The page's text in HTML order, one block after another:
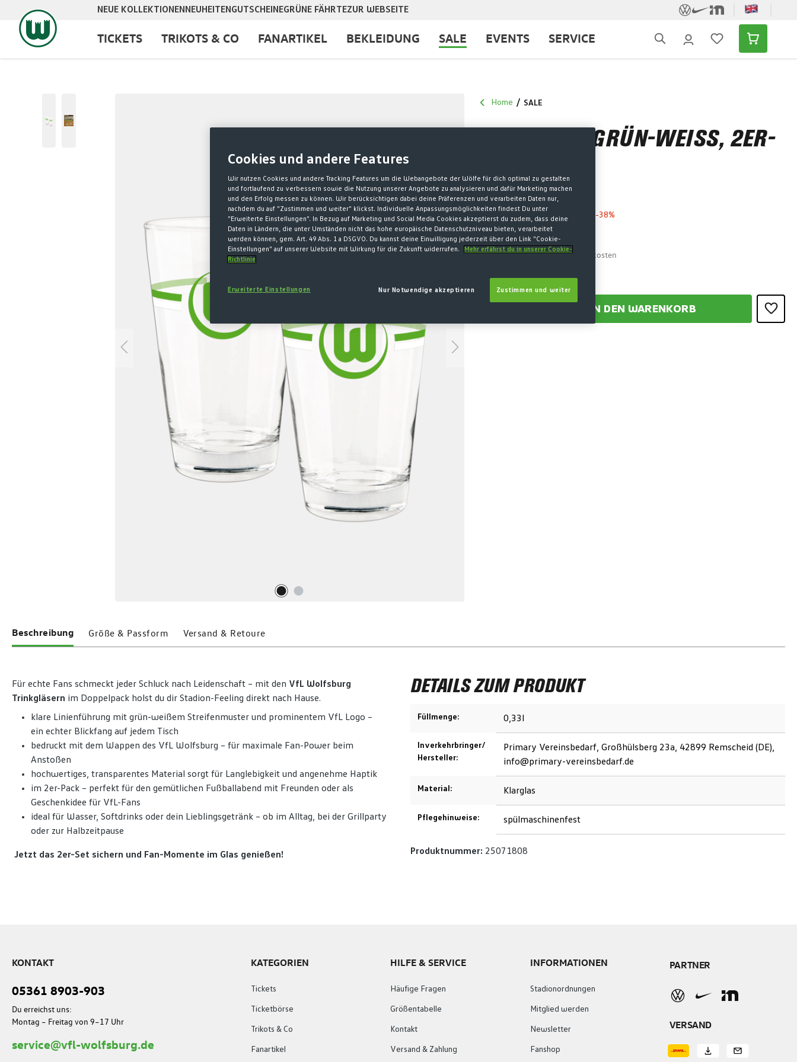
Zur Hauptnavigation springen
NEUE KOLLEKTIONEN NEUHEITENGUTSCHEINEGRÜNE FÄHRTEZUR WEBSEITE
TICKETS TRIKOTS & CO FANARTIKEL BEKLEIDUNG SALE EVENTS SERVICE
Home SALE
TRINKGLAS GRÜN-WEISS, 2ER-S
10,00 €*
16,00 € Letzter niedrigster Preis -38%
16,00 € Originalpreis
* Preise inkl. MwSt. zzgl. Versandkosten
IN DEN WARENKORB
Beschreibung Größe & Passform Versand & Retoure
Für echte Fans schmeckt jeder Schluck nach Leidenschaft – mit den VfL Wolfsburg
Trinkgläsern im Doppelpack holst du dir Stadion-Feeling direkt nach Hause.
klare Linienführung mit grün-weißem Streifenmuster und prominentem VfL Logo –
ein echter Blickfang auf jedem Tisch
bedruckt mit dem Wappen des VfL Wolfsburg – für maximale Fan-Power beim
Anstoßen
hochwertiges, transparentes Material sorgt für Langlebigkeit und angenehme Haptik
im 2er-Pack – perfekt für den gemütlichen Fußballabend mit Freunden oder als
Geschenkidee für VfL-Fans
ideal für Wasser, Softdrinks oder dein Lieblingsgetränk – ob im Alltag, bei der Grillparty
oder zur Halbzeitpause
Jetzt das 2er-Set sichern und Fan-Momente im Glas genießen!
DETAILS ZUM PRODUKT
Füllmenge: 0,33l
Inverkehrbringer/
Hersteller:
Primary Vereinsbedarf, Großhülsberg 23a, 42899 Remscheid (DE),
info@primary-vereinsbedarf.de
Material: Klarglas
Pflegehinweise: spülmaschinenfest
Produktnummer: 25071808
KONTAKT
05361 8903-903
Du erreichst uns:
Montag – Freitag von 9–17 Uhr
service@vfl-wolfsburg.de
KATEGORIEN
Tickets
Ticketbörse
Trikots & Co
Fanartikel
HILFE & SERVICE
Häufige Fragen
Größentabelle
Kontakt
Versand & Zahlung
INFORMATIONEN
Stadionordnungen
Mitglied werden
Newsletter
Fanshop
PARTNER
VERSAND
Cookies und andere Features
Wir nutzen Cookies und andere Tracking Features um die Webangebote der Wölfe für dich optimal zu gestalten
und fortlaufend zu verbessern sowie die Nutzung unserer Angebote zu analysieren und dafür Marketing machen
und den Erfolg messen zu können. Wir berücksichtigen dabei deine Präferenzen und verarbeiten Daten nur,
nachdem du auf "Zustimmen und weiter" klickst. Individuelle Anpassungsmöglichkeiten findest Du unter
"Erweiterte Einstellungen". In Bezug auf Marketing und Social Media Cookies akzeptierst du zudem, dass deine
Daten in Ländern, die unter Umständen nicht das hohe europäische Datenschutzniveau bieten, verarbeitet
werden können, gem. Art. 49 Abs. 1 a DSGVO. Du kannst deine Einwilligung jederzeit über den Link "Cookie-
Einstellungen" auf unserer Website mit Wirkung für die Zukunft widerrufen.
Mehr erfährst du in unserer Cookie-
Richtlinie
Nur Notwendige akzeptieren Zustimmen und weiter
Erweiterte Einstellungen